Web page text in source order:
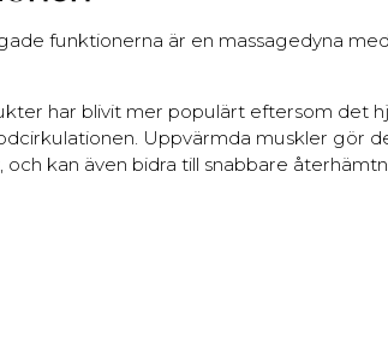
funktionerna är en massagedyna
har blivit mer populärt eftersom det
Uppvärmda muskler gör
och kan även bidra till snabbare